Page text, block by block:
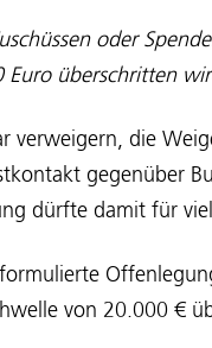
oder
Euro überschritten
verweigern, die
gegenüber
dürfte damit für
von 20.000 €